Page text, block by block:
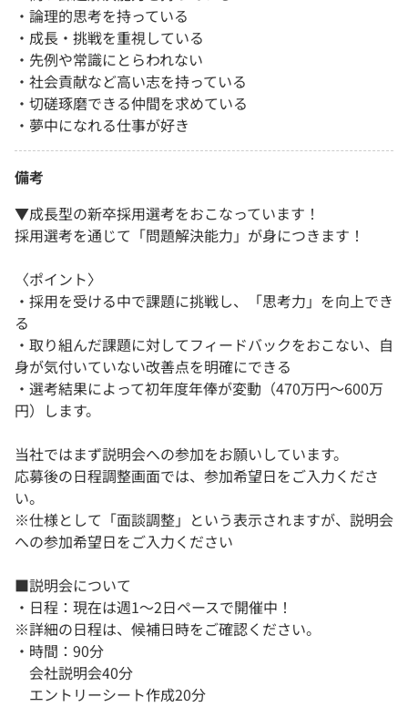
・論理的思考を持っている
・成長・挑戦を重視している
・先例や常識にとらわれない
・社会貢献など高い志を持っている
・切磋琢磨できる仲間を求めている
・夢中になれる仕事が好き
備考
▼成長型の新卒採用選考をおこなっています！
採用選考を通じて「問題解決能力」が身につきます！
〈ポイント〉
・採用を受ける中で課題に挑戦し、「思考力」を向上でき
る
・取り組んだ課題に対してフィードバックをおこない、自
身が気付いていない改善点を明確にできる
・選考結果によって初年度年俸が変動（470万円～600万
円）します。
当社ではまず説明会への参加をお願いしています。
応募後の日程調整画面では、参加希望日をご入力くださ
い。
※仕様として「面談調整」という表示されますが、説明会
への参加希望日をご入力ください
■説明会について
・日程：現在は週1～2日ペースで開催中！
※詳細の日程は、候補日時をご確認ください。
・時間：90分
会社説明会40分
エントリーシート作成20分